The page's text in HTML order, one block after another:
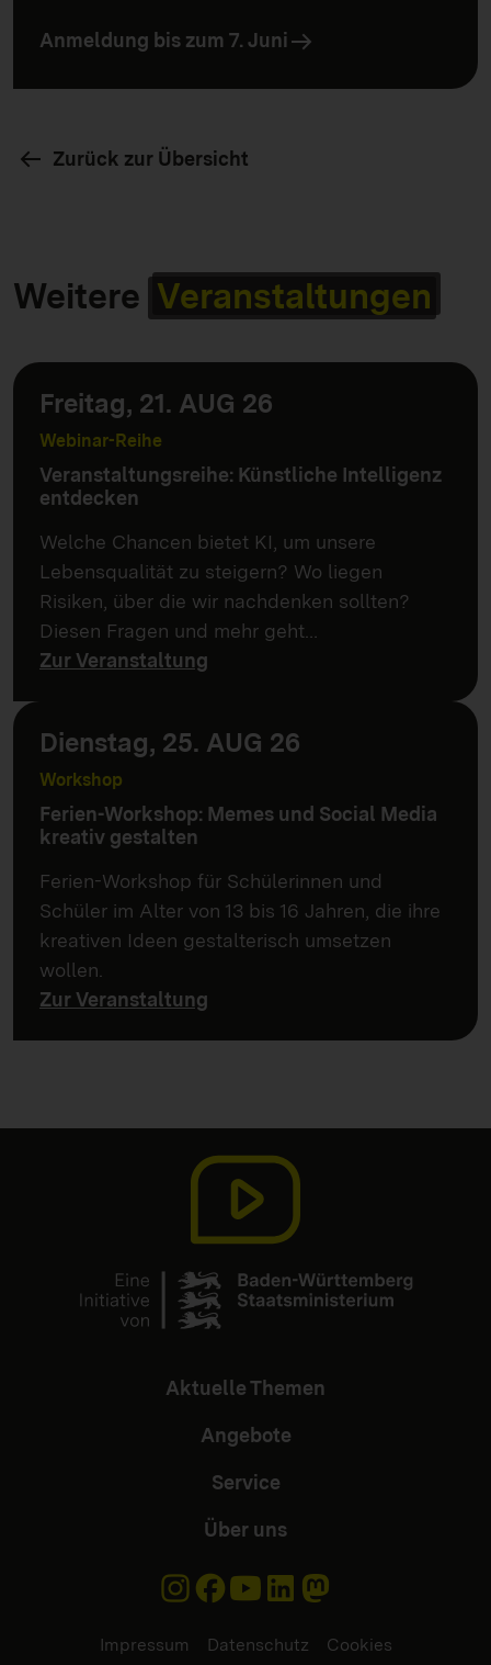
Anmeldung bis zum 7. Juni
Zurück zur Übersicht
Weitere Veranstaltungen
Freitag, 21. AUG 26
Webinar-Reihe
Veranstaltungsreihe: Künstliche Intelligenz
entdecken
Welche Chancen bietet KI, um unsere
Lebensqualität zu steigern? Wo liegen
Risiken, über die wir nachdenken sollten?
Diesen Fragen und mehr geht…
Zur Veranstaltung
Dienstag, 25. AUG 26
Workshop
Ferien-Workshop: Memes und Social Media
kreativ gestalten
Ferien-Workshop für Schülerinnen und
Schüler im Alter von 13 bis 16 Jahren, die ihre
kreativen Ideen gestalterisch umsetzen
wollen.
Zur Veranstaltung
Aktuelle Themen
Angebote
Service
Über uns
Impressum Datenschutz Cookies